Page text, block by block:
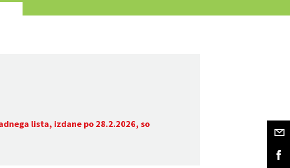
lista, izdane po 28.2.2026, so